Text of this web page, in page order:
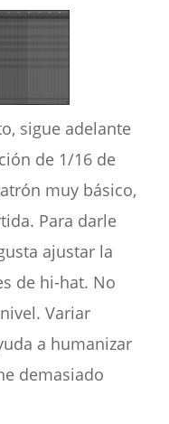
sigue adelante
de 1/16 de
muy básico,
Para darle
ajustar la
de hi-hat. No
Variar
a humanizar
demasiado